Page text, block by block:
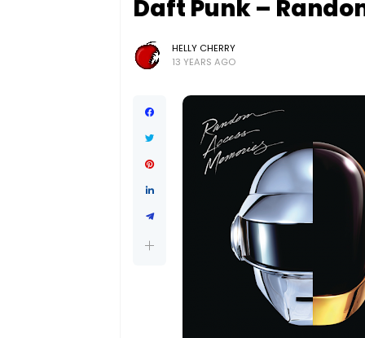
Daft Punk –
HELLY CHERRY
13 YEARS AGO